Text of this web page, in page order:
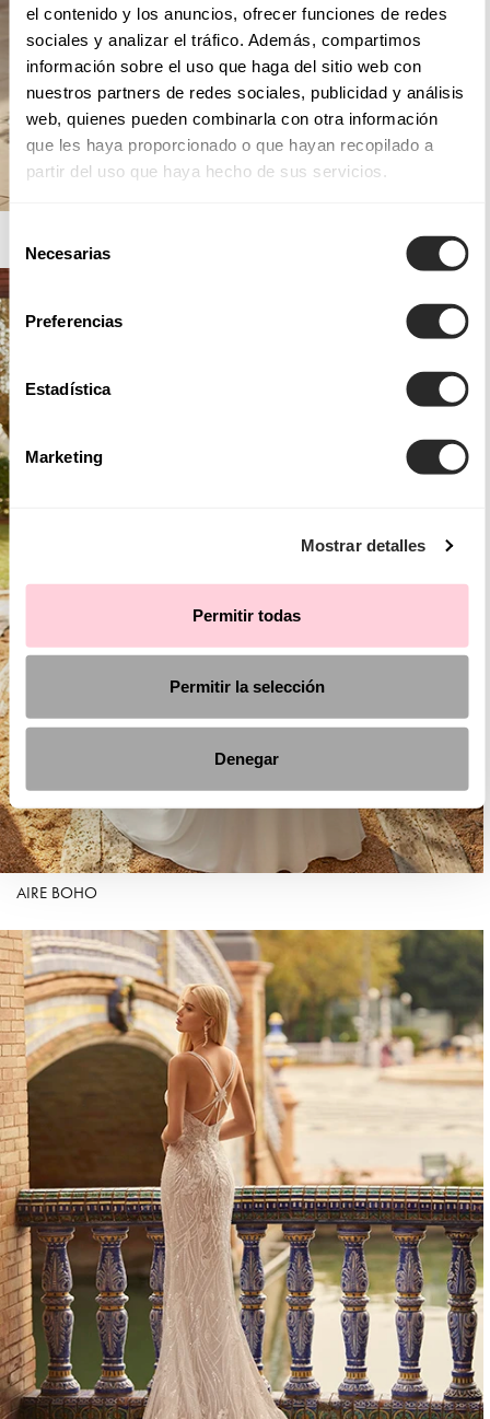
el contenido y los anuncios, ofrecer funciones de redes
sociales y analizar el tráfico. Además, compartimos
información sobre el uso que haga del sitio web con
nuestros partners de redes sociales, publicidad y análisis
web, quienes pueden combinarla con otra información
que les haya proporcionado o que hayan recopilado a
partir del uso que haya hecho de sus servicios.
consentimiento
Necesarias
Preferencias
Estadística
Marketing
Mostrar detalles
Permitir todas
Permitir la selección
Denegar
AIRE BOHO